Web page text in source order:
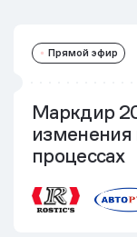
Прямой эфир
Маркдир
изменения
процессах